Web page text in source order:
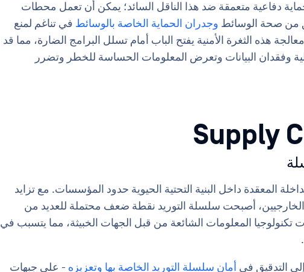
دفاعية متعمقة ضد هذا الناقل السائد؛ يمكن أن تعمل محطات
من صحة الوسائط وجدران الحماية الخاصة بالوسائط في تناغم لمنع
هذه الثغرة الأمنية يفتح الباب أمام تسلل البرامج الضارة، مما قد
وفقدان البيانات وتعرض المعلومات الحساسة للخطر وتضرر
المعقدة داخل البنية التحتية الحيوية حدود المؤسسات. مع تزايد
الخارجيين، أصبحت سلسلة التوريد نقطة ضعف محتملة للعديد من
المعلومات الشائعة من قبل الجهات الخبيثة، مما يتسبب في
التدقيق في أمان سلسلة التوريد الخاصة بها وتعزيزه - على جبهات